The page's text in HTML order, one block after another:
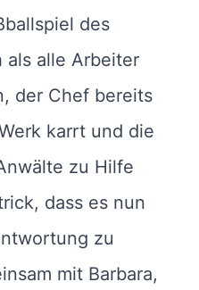
des
als alle Arbeiter
der Chef bereits
karrt und die
zu Hilfe
dass es nun
zu
mit Barbara,